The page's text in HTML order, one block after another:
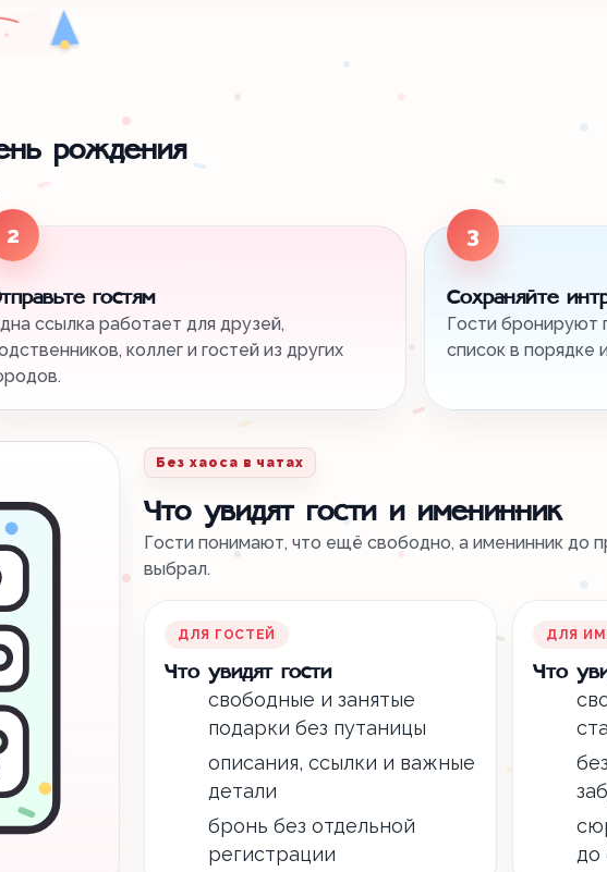
рождения
2
гостям
ссылка работает для друзей,
коллег и гостей из других
3
Сохраняйте
Гости бронируют
список в порядке
Без хаоса в чатах
Что увидят гости и именинник
Гости понимают, что ещё свободно, а именинник до
выбрал.
ДЛЯ ГОСТЕЙ
Что увидят гости
свободные и занятые
подарки без путаницы
описания, ссылки и важные
детали
бронь без отдельной
регистрации
ДЛЯ
Что
до